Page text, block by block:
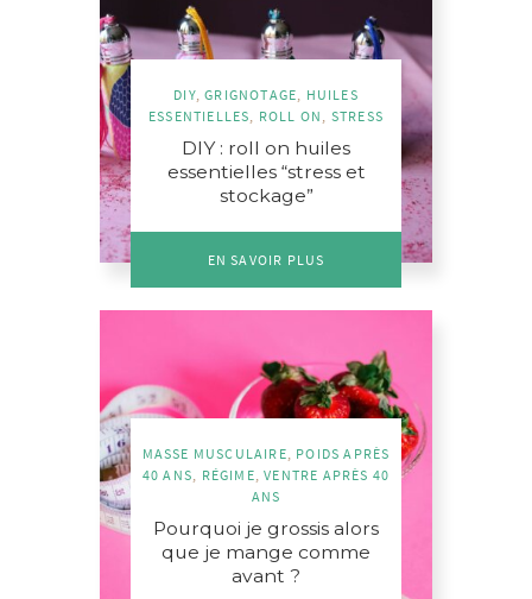
DIY,GRIGNOTAGE, HUILES
ESSENTIELLES, ROLL ON , STRESS
DIY : roll on huiles
essentielles “stress et
stockage”
EN SAVOIR PLUS
MASSE MUSCULAIRE, POIDS APRÈS
40 ANS, RÉGIME,VENTRE APRÈS 40
ANS
Pourquoi je grossis alors
que je mange comme
avant ?